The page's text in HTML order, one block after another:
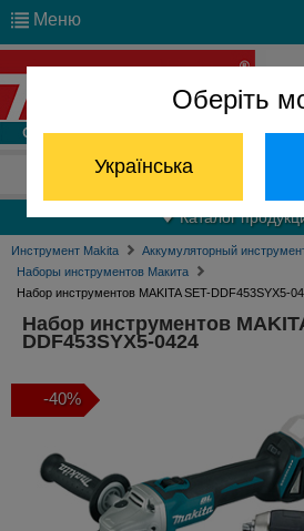
Оберіть
Українська
Меню
Отдел запчастей:
Каталог
Инструмент Makita
Аккумуляторный
Наборы инструментов Макита
Набор инструментов MAKITA SET-DDF453SYX5-
Набор инструментов
DDF453SYX5-0424
-40%